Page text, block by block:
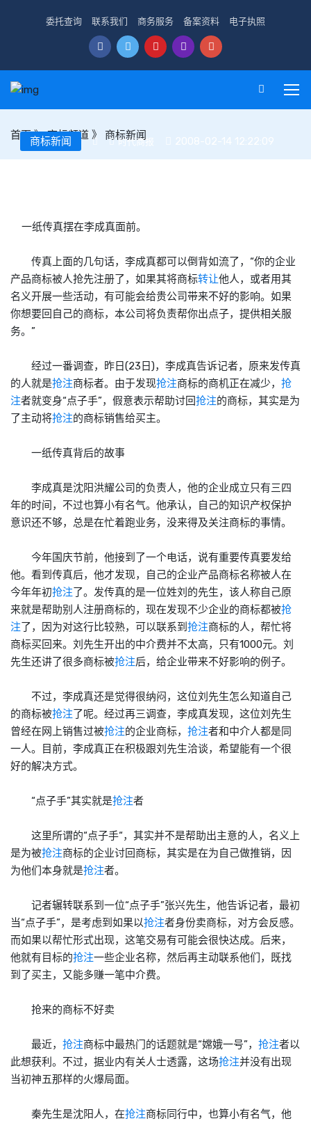
委托查询 联系我们 商务服务 备案资料 电子执照
首页》商标频道 》 商标新闻
商标新闻 时代商报 2008-02-14 12:22:09
一纸传真摆在李成真面前。
传真上面的几句话，李成真都可以倒背如流了，“你的企业
产品商标被人抢先注册了，如果其将商标转让他人，或者用其
名义开展一些活动，有可能会给贵公司带来不好的影响。如果
你想要回自己的商标，本公司将负责帮你出点子，提供相关服
务。”
经过一番调查，昨日(23日)，李成真告诉记者，原来发传真
的人就是抢注商标者。由于发现抢注商标的商机正在减少， 抢
注者就变身“点子手”，假意表示帮助讨回抢注的商标，其实是为
了主动将抢注的商标销售给买主。
一纸传真背后的故事
李成真是沈阳洪耀公司的负责人，他的企业成立只有三四
年的时间，不过也算小有名气。他承认，自己的知识产权保护
意识还不够，总是在忙着跑业务，没来得及关注商标的事情。
今年国庆节前，他接到了一个电话，说有重要传真要发给
他。看到传真后，他才发现，自己的企业产品商标名称被人在
今年年初抢注了。发传真的是一位姓刘的先生，该人称自己原
来就是帮助别人注册商标的，现在发现不少企业的商标都被抢
注了，因为对这行比较熟，可以联系到 抢注商标的人，帮忙将
商标买回来。刘先生开出的中介费并不太高，只有1000元。刘
先生还讲了很多商标被抢注后，给企业带来不好影响的例子。
不过，李成真还是觉得很纳闷，这位刘先生怎么知道自己
的商标被抢注了呢。经过再三调查，李成真发现，这位刘先生
曾经在网上销售过被抢注的企业商标， 抢注者和中介人都是同
一人。目前，李成真正在积极跟刘先生洽谈，希望能有一个很
好的解决方式。
“点子手”其实就是抢注者
这里所谓的“点子手“，其实并不是帮助出主意的人，名义上
是为被抢注商标的企业讨回商标，其实是在为自己做推销，因
为他们本身就是抢注者。
记者辗转联系到一位“点子手”张兴先生，他告诉记者，最初
当“点子手”，是考虑到如果以抢注者身份卖商标，对方会反感。
而如果以帮忙形式出现，这笔交易有可能会很快达成。后来，
他就有目标的抢注一些企业名称，然后再主动联系他们，既找
到了买主，又能多赚一笔中介费。
抢来的商标不好卖
最近， 抢注商标中最热门的话题就是“嫦娥一号”， 抢注者以
此想获利。不过，据业内有关人士透露，这场抢注并没有出现
当初神五那样的火爆局面。
秦先生是沈阳人，在抢注商标同行中，也算小有名气，他